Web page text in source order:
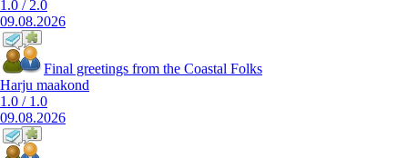
1.0 / 2.0
09.08.2026
Final greetings from the Coastal Folks
Harju maakond
1.0 / 1.0
09.08.2026